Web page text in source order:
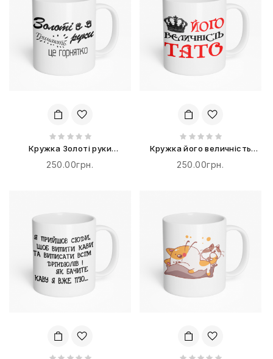
Кружка Золоті руки
тримають це горнятко
250.00грн.
Кружка його величність
тато
250.00грн.